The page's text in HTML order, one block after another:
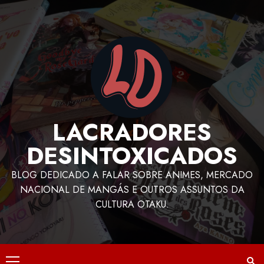
LACRADORES
DESINTOXICADOS
BLOG DEDICADO A FALAR SOBRE ANIMES, MERCADO
NACIONAL DE MANGÁS E OUTROS ASSUNTOS DA
CULTURA OTAKU.